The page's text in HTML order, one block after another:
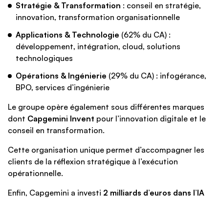
Stratégie & Transformation : conseil en stratégie,
innovation, transformation organisationnelle
Applications & Technologie (62% du CA) :
développement, intégration, cloud, solutions
technologiques
Opérations & Ingénierie (29% du CA) : infogérance,
BPO, services d’ingénierie
Le groupe opère également sous différentes marques
dont Capgemini Invent pour l’innovation digitale et le
conseil en transformation.
Cette organisation unique permet d’accompagner les
clients de la réflexion stratégique à l’exécution
opérationnelle.
Enfin, Capgemini a investi 2 milliards d’euros dans l’IA